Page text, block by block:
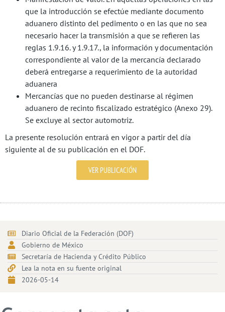
que la introducción se efectúe mediante documento
aduanero distinto del pedimento o en las que no sea
necesario hacer la transmisión a que se refieren las
reglas 1.9.16. y 1.9.17., la información y documentación
correspondiente al valor de la mercancía declarado
deberá entregarse a requerimiento de la autoridad
aduanera
Mercancías que no pueden destinarse al régimen
aduanero de recinto fiscalizado estratégico (Anexo 29).
Se excluye al sector automotriz.
La presente resolución entrará en vigor a partir del día
siguiente al de su publicación en el DOF.
VER PUBLICACIÓN
Diario Oficial de la Federación (DOF)
Gobierno de México
Secretaría de Hacienda y Crédito Público
Lea la nota en su fuente original
2026-05-14